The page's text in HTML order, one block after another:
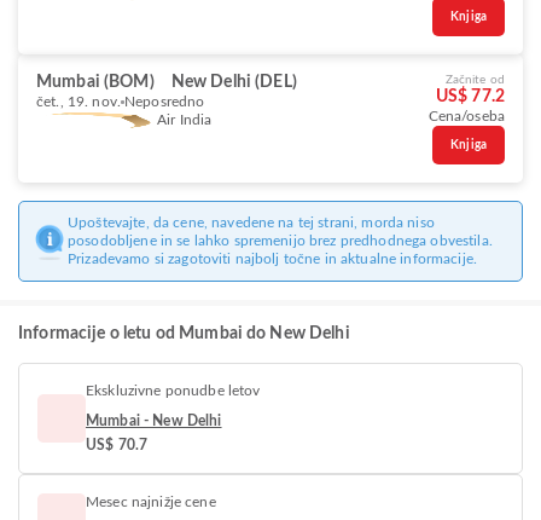
Knjiga
Mumbai (BOM) New Delhi (DEL)
čet., 19. nov. Neposredno
Air India
Začnite od
US$ 77.2
Cena/oseba
Knjiga
Upoštevajte, da cene, navedene na tej strani, morda niso
posodobljene in se lahko spremenijo brez predhodnega obvestila.
Prizadevamo si zagotoviti najbolj točne in aktualne informacije.
Informacije o letu od Mumbai do New Delhi
Ekskluzivne ponudbe letov
Mumbai - New Delhi
US$ 70.7
Mesec najnižje cene